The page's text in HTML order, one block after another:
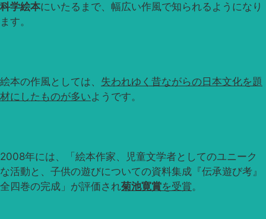
科学絵本にいたるまで、幅広い作風で知られるようになり
ます。
絵本の作風としては、 失われゆく昔ながらの日本文化を題
材にしたものが多いようです。
2008年には、「絵本作家、児童文学者としてのユニーク
な活動と、子供の遊びについての資料集成『伝承遊び考』
全四巻の完成」が評価され菊池寛賞を受賞。